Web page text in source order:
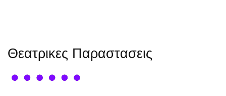
Θεατρικες Παραστασεις